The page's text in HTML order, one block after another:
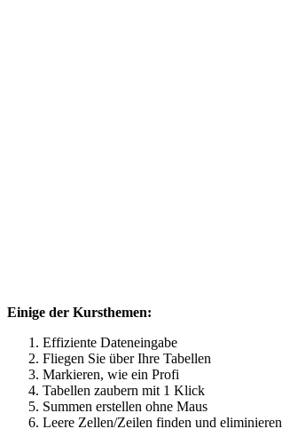
Einige der Kursthemen:
Effiziente Dateneingabe
Fliegen Sie über Ihre Tabellen
Markieren, wie ein Profi
Tabellen zaubern mit 1 Klick
Summen erstellen ohne Maus
Leere Zellen/Zeilen finden und eliminieren